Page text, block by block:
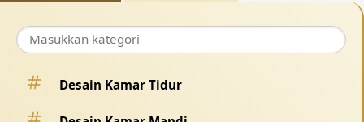
Desain Kamar Tidur